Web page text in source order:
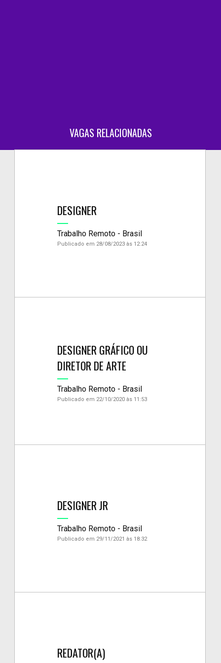
VAGAS RELACIONADAS
DESIGNER
Trabalho Remoto - Brasil
Publicado em 28/08/2023 às 12:24
DESIGNER GRÁFICO OU
DIRETOR DE ARTE
Trabalho Remoto - Brasil
Publicado em 22/10/2020 às 11:53
DESIGNER JR
Trabalho Remoto - Brasil
Publicado em 29/11/2021 às 18:32
REDATOR(A)